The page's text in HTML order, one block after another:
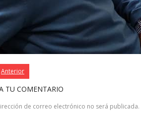
Anterior
TU COMENTARIO
de correo electrónico no será publicada.